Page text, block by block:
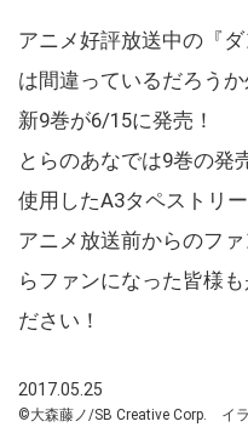
アニメ好評放送中の『
は間違っているだろう
新9巻が6/15に発売！
とらのあなでは9巻の発
使用したA3タペストリ
アニメ放送前からのフ
らファンになった皆様
ださい！
2017.05.25
©大森藤ノ/SB Creative Corp. イ